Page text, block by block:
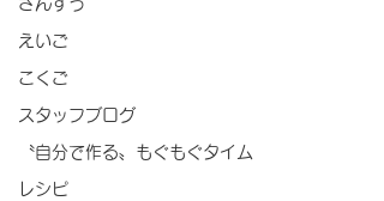
さんすう
えいご
こくご
スタッフブログ
〝自分で作る〟もぐもぐタイム
レシピ